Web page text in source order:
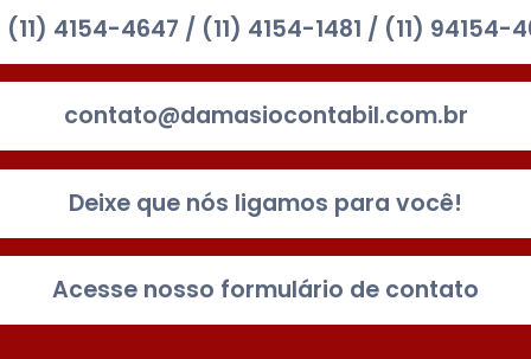
(11) 4154-4647 / (11) 4154-1481 / (11) 94154-
contato@damasiocontabil.com.br
Deixe que nós ligamos para você!
Acesse nosso formulário de contato